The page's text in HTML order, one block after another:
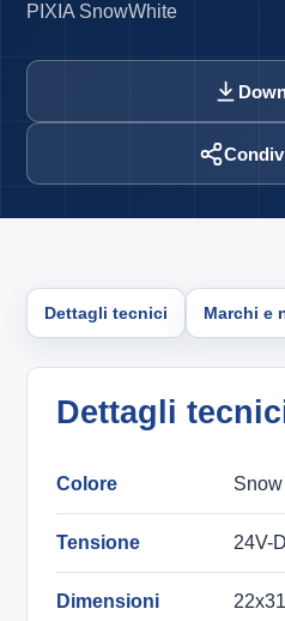
PIXIA SnowWhite
Dettagli tecnici Marchi e
Dettagli
Colore
Tensione 24V-
Dimensioni